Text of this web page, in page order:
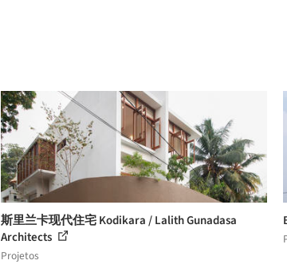
斯里兰卡现代住宅 Kodikara / Lalith Gunadasa
Architects
Projetos